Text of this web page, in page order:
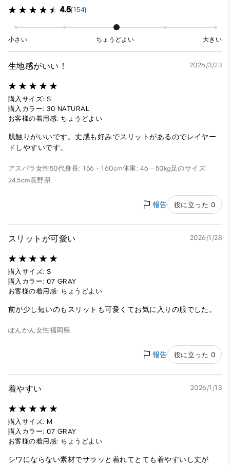
4.5(154)
小さい ちょうどよい 大きい
生地感がいい！ 2026/3/23
購入サイズ: S
購入カラー: 30 NATURAL
お客様の着用感: ちょうどよい
肌触りがいいです。丈感も好みでスリットがあるのでレイヤー
ドしやすいです。
アスパラ 女性50代身長: 156 - 160cm体重: 46 - 50kg足のサイズ:
24.5cm長野県
報告 役に立った 0
スリットが可愛い 2026/1/28
購入サイズ: S
購入カラー: 07 GRAY
お客様の着用感: ちょうどよい
前が少し短いのもスリットも可愛くてお気に入りの服でした。
ぽんかん女性福岡県
報告 役に立った 0
着やすい 2026/1/13
購入サイズ: M
購入カラー: 07 GRAY
お客様の着用感: ちょうどよい
シワにならない素材でサラッと着れてとても着やすいし丈が